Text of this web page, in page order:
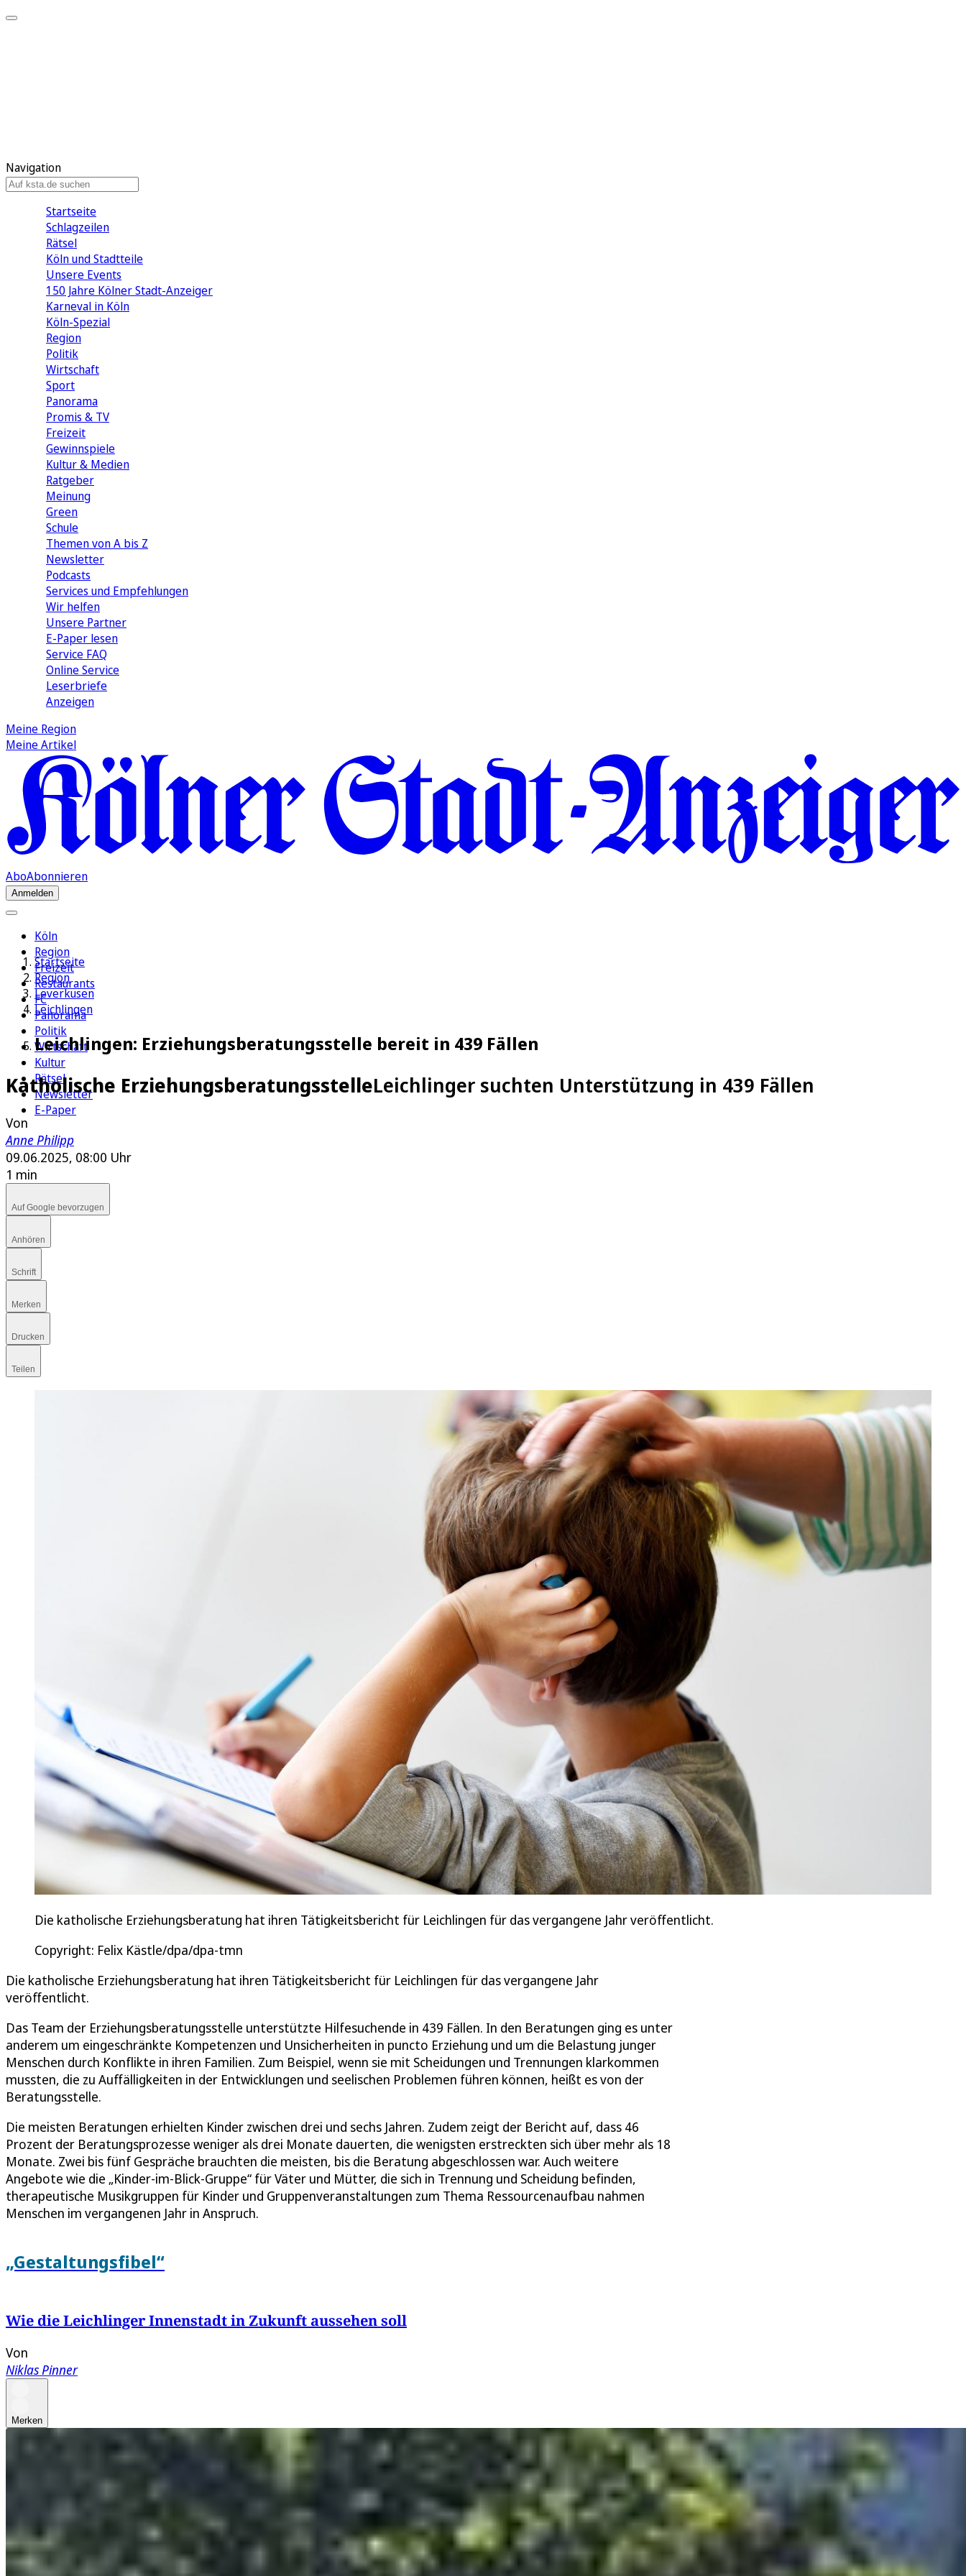
Navigation
Startseite
Schlagzeilen
Rätsel
Köln und Stadtteile
Unsere Events
150 Jahre Kölner Stadt-Anzeiger
Karneval in Köln
Köln-Spezial
Region
Politik
Wirtschaft
Sport
Panorama
Promis & TV
Freizeit
Gewinnspiele
Kultur & Medien
Ratgeber
Meinung
Green
Schule
Themen von A bis Z
Newsletter
Podcasts
Services und Empfehlungen
Wir helfen
Unsere Partner
E-Paper lesen
Service FAQ
Online Service
Leserbriefe
Anzeigen
Meine Region
Meine Artikel
AboAbonnieren
Anmelden
Köln
Region
Freizeit
Restaurants
FC
Panorama
Politik
Wirtschaft
Kultur
Rätsel
Newsletter
E-Paper
Startseite
Region
Leverkusen
Leichlingen
Leichlingen: Erziehungsberatungsstelle bereit in 439 Fällen
Katholische ErziehungsberatungsstelleLeichlinger suchten Unterstützung in 439 Fällen
Von
Anne Philipp
09.06.2025, 08:00 Uhr
1 min
Auf Google bevorzugen
Anhören
Schrift
Merken
Drucken
Teilen
Die katholische Erziehungsberatung hat ihren Tätigkeitsbericht für Leichlingen für das vergangene Jahr veröffentlicht.
Copyright: Felix Kästle/dpa/dpa-tmn
Die katholische Erziehungsberatung hat ihren Tätigkeitsbericht für Leichlingen für das vergangene Jahr
veröffentlicht.
Das Team der Erziehungsberatungsstelle unterstützte Hilfesuchende in 439 Fällen. In den Beratungen ging es unter
anderem um eingeschränkte Kompetenzen und Unsicherheiten in puncto Erziehung und um die Belastung junger
Menschen durch Konflikte in ihren Familien. Zum Beispiel, wenn sie mit Scheidungen und Trennungen klarkommen
mussten, die zu Auffälligkeiten in der Entwicklungen und seelischen Problemen führen können, heißt es von der
Beratungsstelle.
Die meisten Beratungen erhielten Kinder zwischen drei und sechs Jahren. Zudem zeigt der Bericht auf, dass 46
Prozent der Beratungsprozesse weniger als drei Monate dauerten, die wenigsten erstreckten sich über mehr als 18
Monate. Zwei bis fünf Gespräche brauchten die meisten, bis die Beratung abgeschlossen war. Auch weitere
Angebote wie die „Kinder-im-Blick-Gruppe“ für Väter und Mütter, die sich in Trennung und Scheidung befinden,
therapeutische Musikgruppen für Kinder und Gruppenveranstaltungen zum Thema Ressourcenaufbau nahmen
Menschen im vergangenen Jahr in Anspruch.
„Gestaltungsfibel“
Wie die Leichlinger Innenstadt in Zukunft aussehen soll
Von
Niklas Pinner
Merken